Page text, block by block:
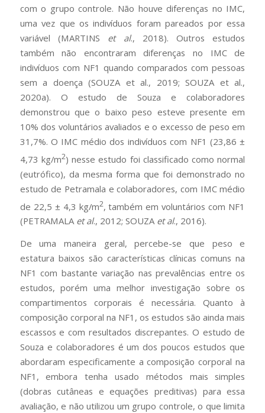
com o grupo controle. Não houve diferenças no IMC,
uma vez que os indivíduos foram pareados por essa
variável (MARTINS et al., 2018). Outros estudos
também não encontraram diferenças no IMC de
indivíduos com NF1 quando comparados com pessoas
sem a doença (SOUZA et al., 2019; SOUZA et al.,
2020a). O estudo de Souza e colaboradores
demonstrou que o baixo peso esteve presente em
10% dos voluntários avaliados e o excesso de peso em
31,7%. O IMC médio dos indivíduos com NF1 (23,86 ±
4,73 kg/m2) nesse estudo foi classificado como normal
(eutrófico), da mesma forma que foi demonstrado no
estudo de Petramala e colaboradores, com IMC médio
de 22,5 ± 4,3 kg/m2, também em voluntários com NF1
(PETRAMALA et al., 2012; SOUZA et al., 2016).
De uma maneira geral, percebe-se que peso e
estatura baixos são características clínicas comuns na
NF1 com bastante variação nas prevalências entre os
estudos, porém uma melhor investigação sobre os
compartimentos corporais é necessária. Quanto à
composição corporal na NF1, os estudos são ainda mais
escassos e com resultados discrepantes. O estudo de
Souza e colaboradores é um dos poucos estudos que
abordaram especificamente a composição corporal na
NF1, embora tenha usado métodos mais simples
(dobras cutâneas e equações preditivas) para essa
avaliação, e não utilizou um grupo controle, o que limita